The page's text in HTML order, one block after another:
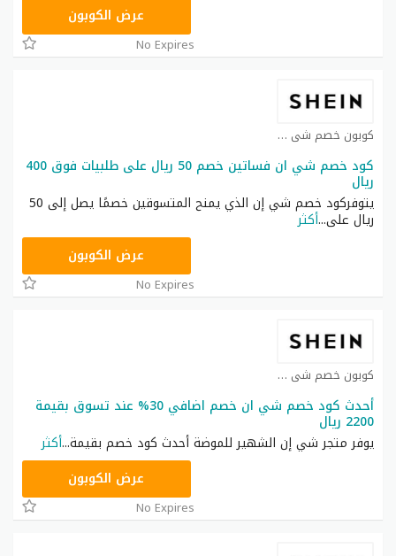
عرض الكوبون
No Expires
كوبون خصم شي ان كوبون
كود خصم شي ان فساتين خصم 50 ريال على طلبيات فوق 400
ريال
يتوفركود خصم شي إن الذي يمنح المتسوقين خصمًا يصل إلى 50
ريال على...أكثر
عرض الكوبون
No Expires
كوبون خصم شي ان كوبون
أحدث كود خصم شي ان خصم اضافي 30% عند تسوق بقيمة
2200 ريال
يوفر متجر شي إن الشهير للموضة أحدث كود خصم بقيمة...أكثر
عرض الكوبون
No Expires